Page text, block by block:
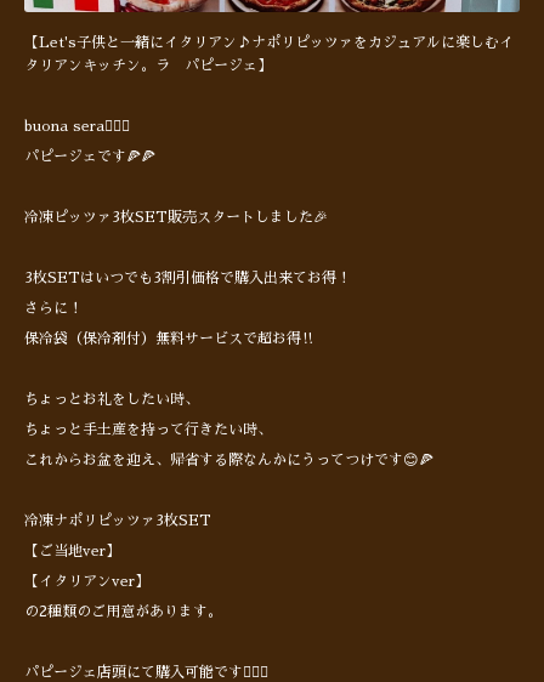
【Let's子供と一緒にイタリアン♪ナポリピッツァをカジュアルに楽しむイ
タリアンキッチン。ラ パピージェ】
buona sera🙋🏻‍♂️
パピージェです🍕🍕
冷凍ピッツァ3枚SET販売スタートしました🎉
3枚SETはいつでも3割引価格で購入出来てお得！
さらに！
保冷袋（保冷剤付）無料サービスで超お得‼︎
ちょっとお礼をしたい時、
ちょっと手土産を持って行きたい時、
これからお盆を迎え、帰省する際なんかにうってつけです😊🍕
冷凍ナポリピッツァ3枚SET
【ご当地ver】
【イタリアンver】
の2種類のご用意があります。
パピージェ店頭にて購入可能です🙋🏻‍♂️